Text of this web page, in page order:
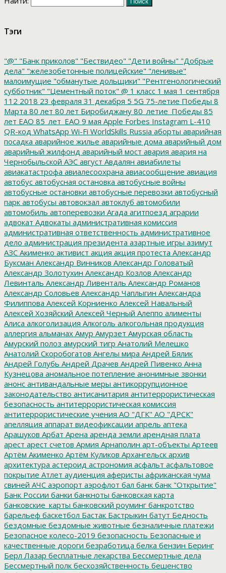
Тэги
"@" "Банк приколов" "Бествидео" "Дети войны" "Добрые
дела" "железобетонные полицейские" "ленивые"
малоимущие "обманутые дольщики" "Рентгенологический
субботник" "Цементный поток" @ 1 класс 1 мая 1 сентября
112 2018 23 февраля 31 декабря 5 5G 75-летие Победы 8
Марта 80 лет 80 лет Биробиджану 80_летие_Победы 85
лет ЕАО 85_лет_ЕАО 9 мая Apple Forbes Instagram L-410
QR-код WhatsApp Wi-Fi WorldSkills Russia аборты аварийная
посадка аварийное жилье аварийные дома аварийный дом
аварийный жилфонд аварийный мост авария авария на
Чернобыльской АЭС август Авдалян авиабилеты
авиакатастрофа авиалесоохрана авиасообщение авиация
автобус автобусная остановка автобусные войны
автобусные остановки автобусные перевозки автобусный
парк автобусы автовокзал автоклуб автомобили
автомобиль автоперевозки Агада агитпоезд аграрии
адвокат Адвокаты административная комиссия
административная ответственность административное
дело администрация президента азартные игры азимут
АЗС Акименко активист акция акция протеста Александр
Буксман Александр Винников Александр Головатый
Александр Золотухин Александр Козлов Александр
Левинталь Александр Ливенталь Александр Романов
Александр Соловьев Александр Чаплыгин Александра
Филиппова Алексей Корниенко Алексей Навальный
Алексей Хозяйский Алексей Черный Алеппо алименты
Алиса алкоголизация Алкоголь алкогольная продукция
аллергия альманах Амур Амурзет Амурская область
Амурский полоз амурский тигр Анатолий Мелешко
Анатолий Скоробогатов Ангелы мира Андрей Бялик
Андрей Голубь Андрей Драчев Андрей Пивенко Анна
Кузнецова аномальное потепление анонимные звонки
анонс антивандальные меры антикоррупционное
законодательство антисанитария антитеррористическая
безопасность антитеррористическая комиссия
антитеррористические учения АО "ДГК" АО "ДРСК"
апелляция аппарат видеофиксации апрель аптека
Арашуков Арбат Арена аренда земли арендная плата
арест арест счетов Армия Арнаполин арт-объекты Артеев
Артём Акименко Артём Куликов Архангельск архив
архитектура астероид астрономия асфальт асфальтовое
покрытие Атлет аудиенция аферисты африканская чума
свиней АЧС аэропорт аэрофлот бал банк банк "Открытие"
Банк России банки банкноты банковская карта
банковские_карты банковский роуминг банкротство
барельеф баскетбол Бастак Бастрыкин батут Бедность
бездомные бездомные животные безналичные платежи
Безопасное колесо-2019 безопасность Безопасные и
качественные дороги безработица белка бензин Беринг
Берл Лазар бесплатные лекарства Бессмертные дела
Бессмертный полк бесхозяйственность бешенство